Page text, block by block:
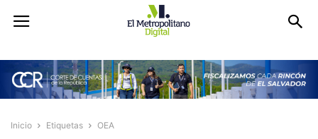
Inicio Etiquetas OEA